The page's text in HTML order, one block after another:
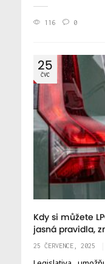
116 0
25
ČVC
Kdy si můžete
jasná pravidla,
25 ČERVENCE, 2025